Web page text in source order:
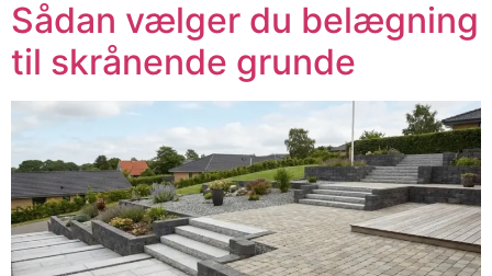
Sådan vælger du belægning
til skrånende grunde